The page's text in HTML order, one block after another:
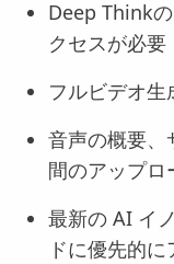
Deep Think
クセスが必要
フルビデオ
音声の概要、
間のアップロ
最新の AI イ
ドに優先的